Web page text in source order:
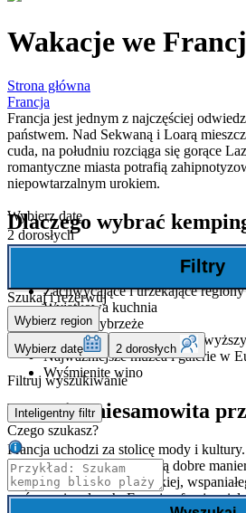
Wakacje we
Strona główna
Francja
Francja jest jednym z najczęściej
państwem. Nad Sekwaną i Loarą
cuda, na południu rozciąga się gorące
romantyczne miasta potrafią
niepowtarzalnym urokiem.
Dlaczego wybrać
Zachwycające i urzekające regiony
Wyjątkowa kuchnia
Gorące wybrzeże
Architektura i kultura na
Najważniejsze muzea i galerie w
Wyśmienite wino
Francja- niesamowita
Francja uchodzi za stolicę mody i
którego niezwykle ważne są dobre
oryginalnej kuchni francuskiej,
serów regionalnych. Francja oferuje
Wybierz datę
2 dorosłych
Filtry
Szukaj i rezerwuj
Wybierz region
Wybierz datę 2 dorosłych
Filtruj wyszukiwanie
Inteligentny filtr
Czego szukasz?